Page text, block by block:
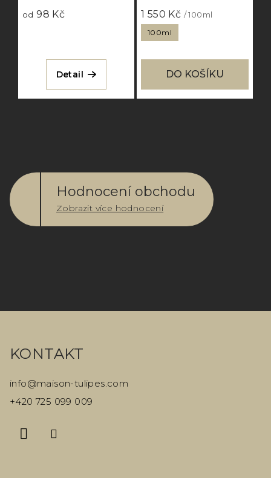
od 98 Kč
Detail
1 550 Kč / 100ml
100ml
DO KOŠÍKU
Hodnocení obchodu
Zobrazit více hodnocení
KONTAKT
info@maison-tulipes.com
+420 725 099 009